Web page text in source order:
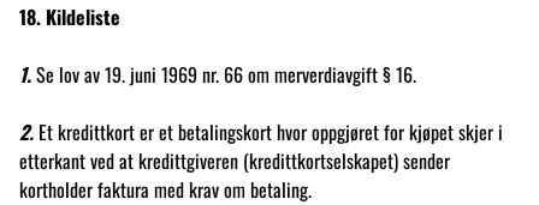
18. Kildeliste
1.Se lov av 19. juni 1969 nr. 66 om merverdiavgift § 16.
2. Et kredittkort er et betalingskort hvor oppgjøret for kjøpet skjer i
etterkant ved at kredittgiveren (kredittkortselskapet) sender
kortholder faktura med krav om betaling.